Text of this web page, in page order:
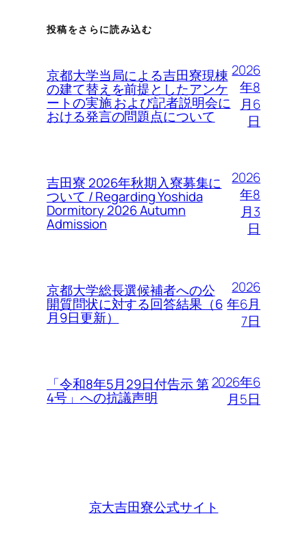
投稿をさらに読み込む
京都大学当局による吉田寮現棟
の建て替えを前提としたアンケ
ートの実施 および記者説明会に
おける発言の問題点について
2026
年8
月6
日
吉田寮 2026年秋期入寮募集に
ついて / Regarding Yoshida
Dormitory 2026 Autumn
Admission
2026
年8
月3
日
京都大学総長選候補者への公
開質問状に対する回答結果（6
月9日更新）
2026
年6月
7日
「令和8年5月29日付告示 第
4号」への抗議声明
2026年6
月5日
京大吉田寮公式サイト